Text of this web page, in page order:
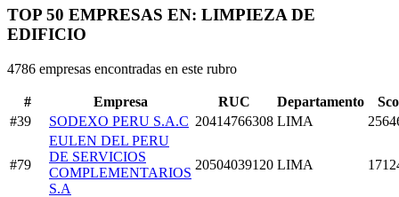
TOP 50 EMPRESAS EN: LIMPIEZA DE
EDIFICIO
4786 empresas encontradas en este rubro
# Empresa RUC Departamento
#39
SODEXO PERU S.A.C 20414766308 LIMA
#79
EULEN DEL PERU
DE SERVICIOS
COMPLEMENTARIOS
S.A
20504039120 LIMA